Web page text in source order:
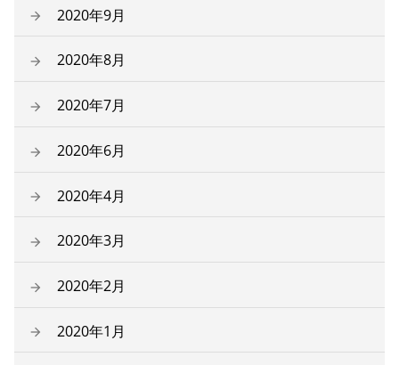
2020年9月
2020年8月
2020年7月
2020年6月
2020年4月
2020年3月
2020年2月
2020年1月